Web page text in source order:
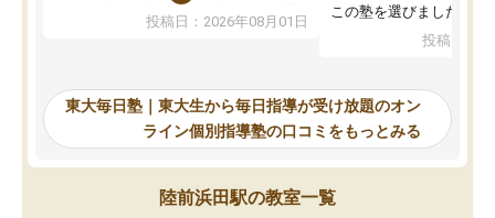
入試本番に地歴の学習が間に合わず不
合格となってしまいました。その経験
東大毎日塾にたどり着きました。学習
の長期計画や日々の勉強のやり方につ
いて客観的なアドバイスをいただけた
ので、自信をもって受験勉強を進める
ことができました。自分のように勉強
のやり方や進捗管理で苦労している方
投稿日：2026年08月01日
この塾を選びました。
投稿日：
東大毎日塾｜東大生から毎日指導が受け放題のオン
ライン個別指導塾の口コミをもっとみる
陸前浜田駅の教室一覧